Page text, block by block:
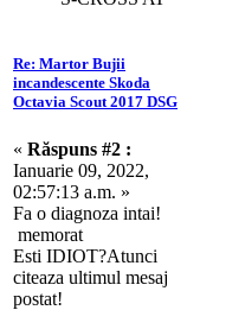
Re: Martor Bujii
incandescente Skoda
Octavia Scout 2017 DSG
« Răspuns #2 :
Ianuarie 09, 2022,
02:57:13 a.m. »
Fa o diagnoza intai!
memorat
Esti IDIOT?Atunci
citeaza ultimul mesaj
postat!